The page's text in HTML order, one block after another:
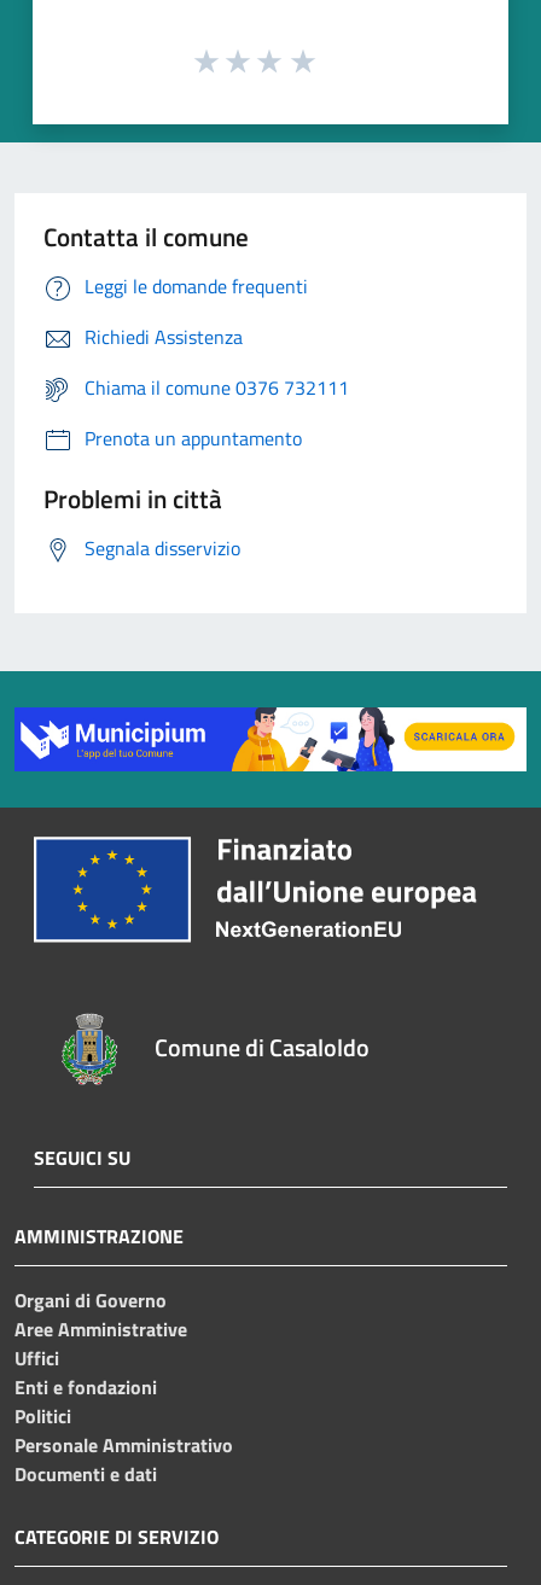
Contatta il comune
Leggi le domande frequenti
Richiedi Assistenza
Chiama il comune 0376 732111
Prenota un appuntamento
Problemi in città
Segnala disservizio
Comune di Casaloldo
SEGUICI SU
AMMINISTRAZIONE
Organi di Governo
Aree Amministrative
Uffici
Enti e fondazioni
Politici
Personale Amministrativo
Documenti e dati
CATEGORIE DI SERVIZIO